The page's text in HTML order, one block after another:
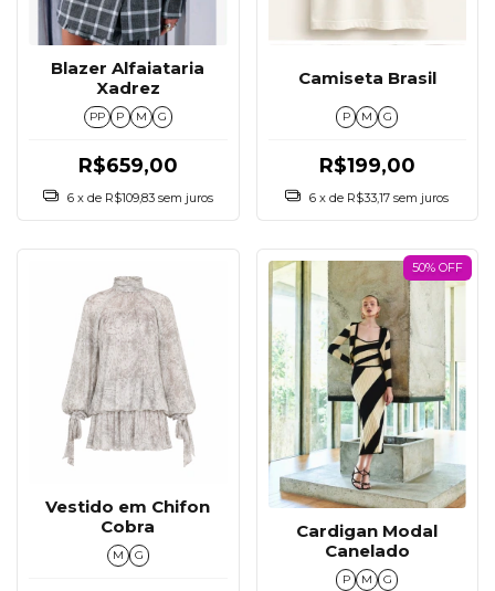
Blazer Alfaiataria
Xadrez
PP P M G
R$659,00
6 x de R$109,83 sem juros
Camiseta Brasil
P M G
R$199,00
6 x de R$33,17 sem juros
Vestido em Chifon
Cobra
M G
50% OFF
Cardigan Modal
Canelado
P M G